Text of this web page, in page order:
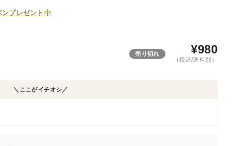
プレゼント中
売り切れ ¥980
（税込/送料別）
＼ここがイチオシ／